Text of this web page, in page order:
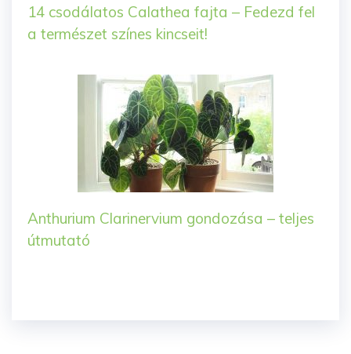
14 csodálatos Calathea fajta – Fedezd fel
a természet színes kincseit!
Anthurium Clarinervium gondozása – teljes
útmutató